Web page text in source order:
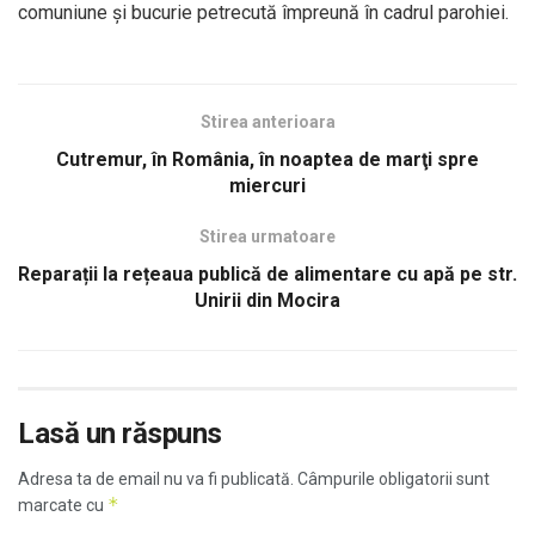
comuniune și bucurie petrecută împreună în cadrul parohiei.
Stirea anterioara
Cutremur, în România, în noaptea de marţi spre
miercuri
Stirea urmatoare
Reparații la rețeaua publică de alimentare cu apă pe str.
Unirii din Mocira
Lasă un răspuns
Adresa ta de email nu va fi publicată. Câmpurile obligatorii sunt
marcate cu *